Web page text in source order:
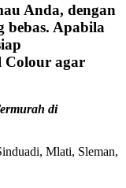
Anda, dengan
bebas. Apabila
Colour agar
di
Mlati, Sleman,